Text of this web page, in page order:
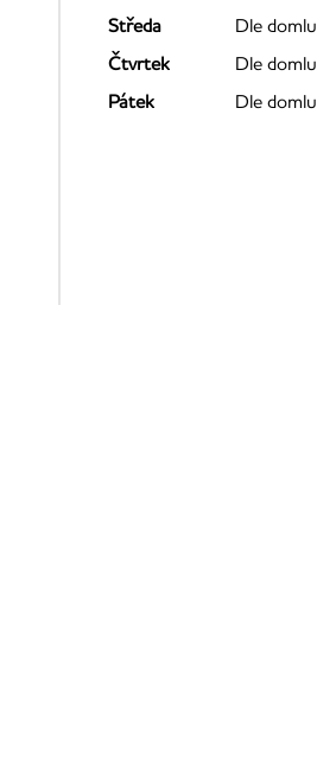
Středa
Dle
Čtvrtek
Dle
Pátek
Dle